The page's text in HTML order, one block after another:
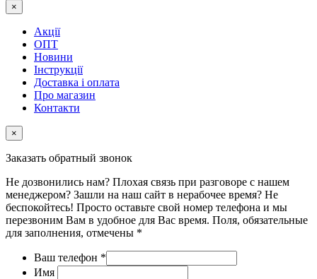
×
Акції
ОПТ
Новини
Інструкції
Доставка і оплата
Про магазин
Контакти
×
Заказать обратный звонок
Не дозвонились нам? Плохая связь при разговоре с нашем
менеджером? Зашли на наш сайт в нерабочее время? Не
беспокойтесь! Просто оставьте свой номер телефона и мы
перезвоним Вам в удобное для Вас время. Поля, обязательные
для заполнения, отмечены *
Ваш телефон *
Имя